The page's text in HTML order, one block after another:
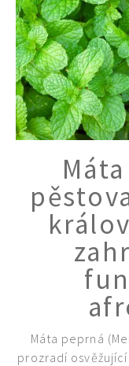
Máta peprná
prozradí